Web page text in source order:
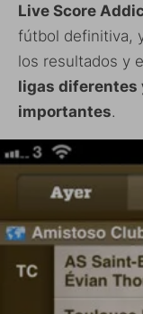
Live Score
fútbol definitiva,
los resultados y
ligas diferentes
importantes.